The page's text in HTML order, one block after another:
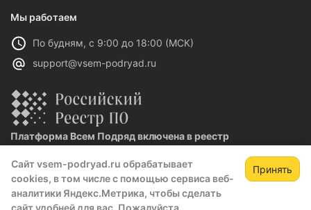
Сайт vsem-podryad.ru обрабатывает
cookies, в том числе с помощью сервиса веб-
аналитики Яндекс.Метрика, чтобы сделать
сайт удобней для вас. Пожалуйста,
Принять
Мы работаем
По будням, с 9:00 до 18:00 (МСК)
support@vsem-podryad.ru
Платформа Всем Подряд включена в реестр
Реестровая запись №32021 от 06.02.2026